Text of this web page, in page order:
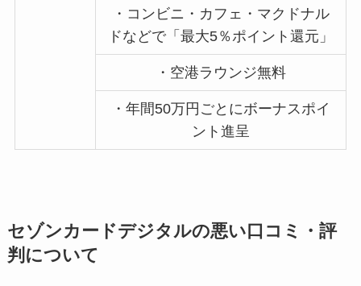
・コンビニ・カフェ・マクドナル
ドなどで「最大5％ポイント還元」
・空港ラウンジ無料
・年間50万円ごとにボーナスポイ
ント進呈
セゾンカードデジタルの悪い口コミ・評
判について